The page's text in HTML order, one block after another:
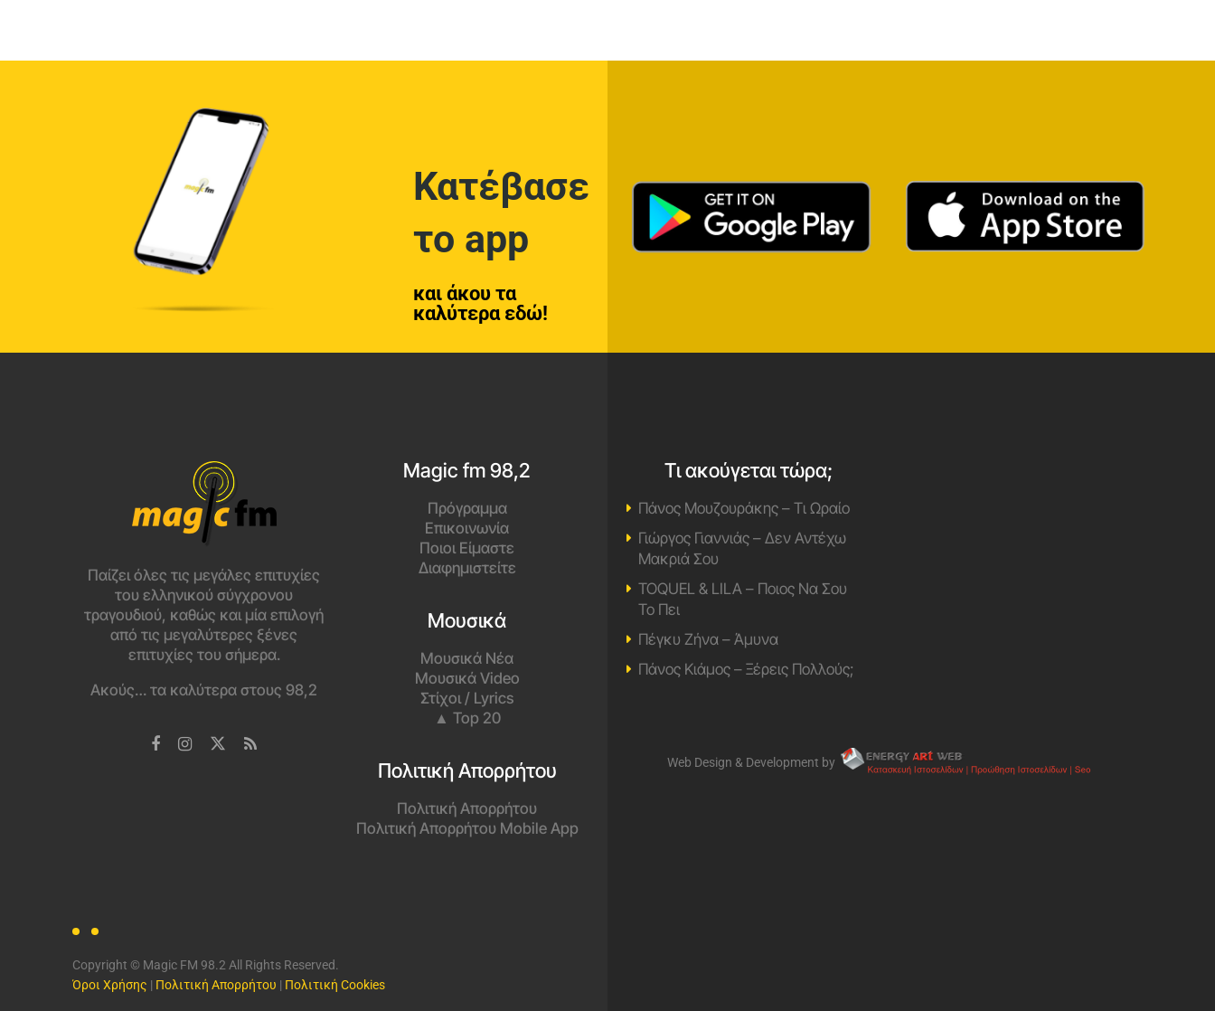
Κατέβασε
το app
και άκου τα
καλύτερα εδώ!
Παίζει όλες τις μεγάλες επιτυχίες
του ελληνικού σύγχρονου
τραγουδιού, καθώς και μία επιλογή
από τις μεγαλύτερες ξένες
επιτυχίες του σήμερα.
Ακούς… τα καλύτερα στους 98,2
Magic fm 98,2
Πρόγραμμα
Επικοινωνία
Ποιοι Είμαστε
Διαφημιστείτε
Μουσικά
Μουσικά Νέα
Μουσικά Video
Στίχοι / Lyrics
▲ Top 20
Πολιτική Απορρήτου
Πολιτική Απορρήτου
Πολιτική Απορρήτου Mobile App
Copyright © Magic FM 98.2 All Rights Reserved.
Όροι Χρήσης | Πολιτική Απορρήτου | Πολιτική Cookies
Τι ακούγεται τώρα;
Πάνος Μουζουράκης – Τι Ωραίο
Γιώργος Γιαννιάς – Δεν Αντέχω
Μακριά Σου
TOQUEL & LILA – Ποιος Να Σου
Το Πει
Πέγκυ Ζήνα – Άμυνα
Πάνος Κιάμος – Ξέρεις Πολλούς;
Web Design & Development by